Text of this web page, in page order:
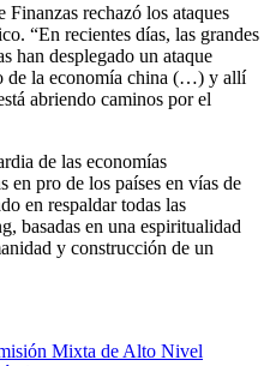
rechazó los ataques
“En recientes días, las grandes
han desplegado un ataque
de la economía china (…) y allí
abriendo caminos por el
de las economías
en pro de los países en vías de
en respaldar todas las
basadas en una espiritualidad
y construcción de un
Mixta de Alto Nivel